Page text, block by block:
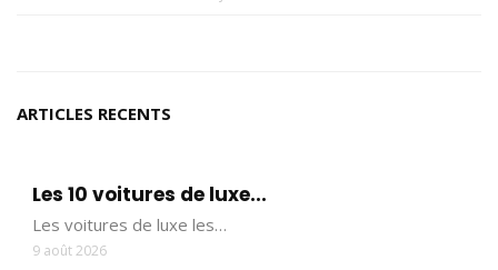
ARTICLES RECENTS
Les 10 voitures de luxe...
Les voitures de luxe les…
9 août 2026